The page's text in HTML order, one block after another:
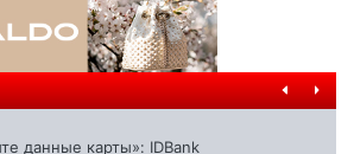
данные карты»: IDBank